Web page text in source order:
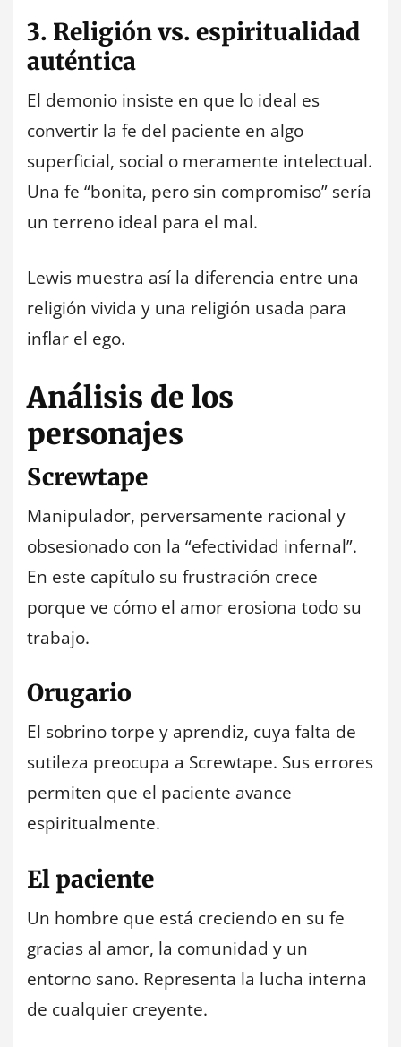
3. Religión vs. espiritualidad
auténtica
El demonio insiste en que lo ideal es
convertir la fe del paciente en algo
superficial, social o meramente intelectual.
Una fe “bonita, pero sin compromiso” sería
un terreno ideal para el mal.
Lewis muestra así la diferencia entre una
religión vivida y una religión usada para
inflar el ego.
Análisis de los
personajes
Screwtape
Manipulador, perversamente racional y
obsesionado con la “efectividad infernal”.
En este capítulo su frustración crece
porque ve cómo el amor erosiona todo su
trabajo.
Orugario
El sobrino torpe y aprendiz, cuya falta de
sutileza preocupa a Screwtape. Sus errores
permiten que el paciente avance
espiritualmente.
El paciente
Un hombre que está creciendo en su fe
gracias al amor, la comunidad y un
entorno sano. Representa la lucha interna
de cualquier creyente.